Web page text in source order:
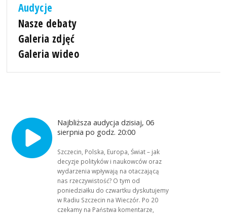
Audycje
Nasze debaty
Galeria zdjęć
Galeria wideo
Najbliższa audycja dzisiaj, 06
sierpnia po godz. 20:00
Szczecin, Polska, Europa, Świat – jak
decyzje polityków i naukowców oraz
wydarzenia wpływają na otaczającą
nas rzeczywistość? O tym od
poniedziałku do czwartku dyskutujemy
w Radiu Szczecin na Wieczór. Po 20
czekamy na Państwa komentarze,